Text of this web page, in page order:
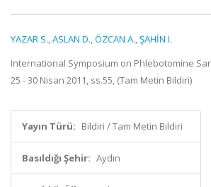
YAZAR S.,ASLAN D.,ÖZCAN A.,ŞAHİN I.
International Symposium on Phlebotomine
25 - 30 Nisan 2011, ss.55, (Tam Metin Bildiri)
Yayın Türü: Bildiri / Tam Metin Bildiri
Basıldığı Şehir: Aydın